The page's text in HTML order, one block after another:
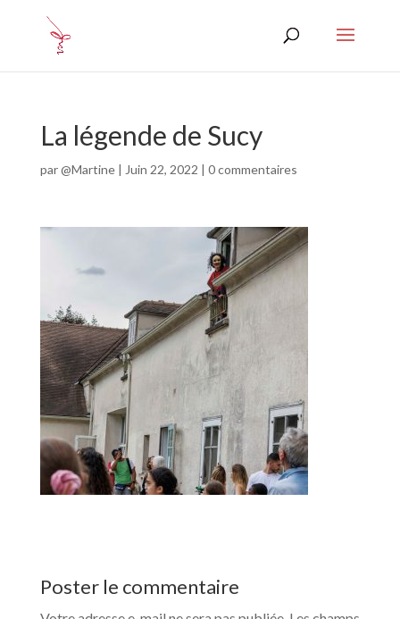
La légende de Sucy
par@Martine| Juin 22, 2022 | 0 commentaires
Poster le commentaire